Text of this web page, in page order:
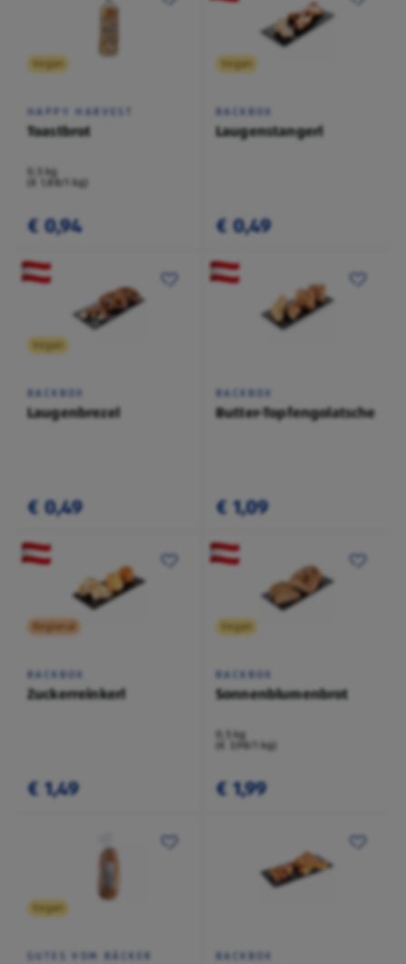
Vegan
HAPPY HARVEST
Toastbrot
0,5 kg
(€ 1,88/1 kg)
€ 0,94
Vegan
BACKBOX
Laugenstangerl
€ 0,49
Vegan
BACKBOX
Laugenbrezel
€ 0,49
BACKBOX
Butter-Topfengolatsche
€ 1,09
Regional
BACKBOX
Zuckerreinkerl
€ 1,49
Vegan
BACKBOX
Sonnenblumenbrot
0,5 kg
(€ 3,98/1 kg)
€ 1,99
Vegan
GUTES VOM BÄCKER BACKBOX